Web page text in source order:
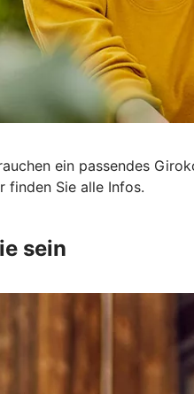
ein passendes
finden Sie alle Infos.
sein